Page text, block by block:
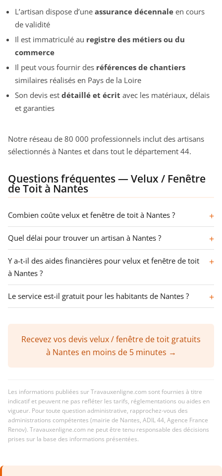
L’artisan dispose d’une assurance décennale en cours
de validité
Il est immatriculé au registre des métiers ou du
commerce
Il peut vous fournir des références de chantiers
similaires réalisés en Pays de la Loire
Son devis est détaillé et écrit avec les matériaux, délais
et garanties
Notre réseau de 80 000 professionnels inclut des artisans
sélectionnés à Nantes et dans tout le département 44.
Questions fréquentes — Velux / Fenêtre
de Toit à Nantes
Combien coûte velux et fenêtre de toit à Nantes ?
Quel délai pour trouver un artisan à Nantes ?
Y a-t-il des aides financières pour velux et fenêtre de toit
à Nantes ?
Le service est-il gratuit pour les habitants de Nantes ?
Recevez vos devis velux / fenêtre de toit gratuits
à Nantes en moins de 5 minutes →
Les informations publiées sur Travauxenligne.com sont fournies à titre
indicatif et peuvent ne pas refléter les tarifs, réglementations ou aides en
vigueur. Pour toute question administrative, rapprochez-vous des
administrations compétentes (mairie de Nantes, ADIL 44, Agence France
Renov). Travauxenligne.com ne peut être tenu responsable des décisions
prises sur la base des informations présentées.